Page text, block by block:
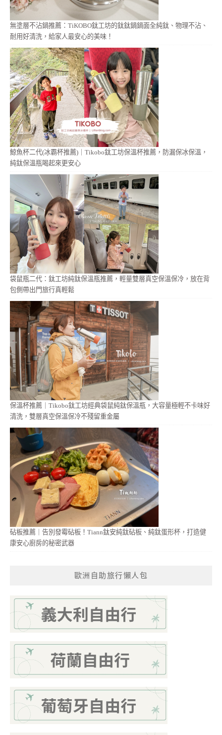
無塗層不沾鍋推薦：TiKOBO鈦工坊的鈦鈦鍋鍋面全純鈦、物理不沾、
耐用好清洗，給家人最安心的美味！
鯨魚杯二代(冰霸杯推薦)｜Tikobo鈦工坊保溫杯推薦，防漏保冰保溫，
純鈦保溫瓶喝起來更安心
袋鼠瓶二代：鈦工坊純鈦保溫瓶推薦，輕量雙層真空保溫保冷，放在背
包側帶出門旅行真輕鬆
保溫杯推薦｜Tikobo鈦工坊經典袋鼠純鈦保溫瓶，大容量極輕不卡味好
清洗，雙層真空保溫保冷不殘留重金屬
砧板推薦｜告別發霉砧板！Tiann鈦安純鈦砧板、純鈦蛋形杯，打造健
康安心廚房的秘密武器
歐洲自助旅行懶人包